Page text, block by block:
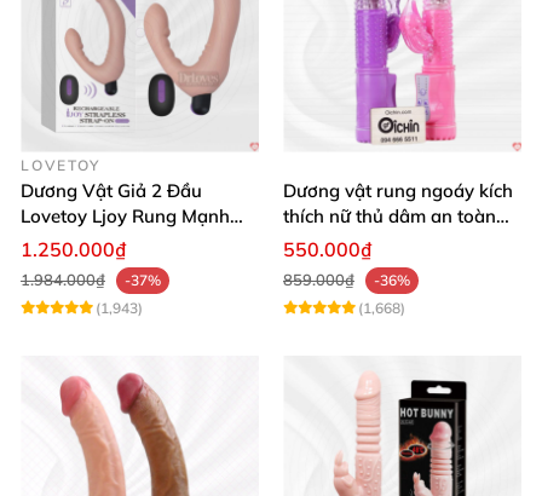
LOVETOY
Dương Vật Giả 2 Đầu
Lovetoy Ljoy Rung Mạnh
ĐKTX Hút Sâu
1.250.000₫
1.984.000₫
-37%
(1,943)
Dương vật rung ngoáy kích
thích nữ thủ dâm an toàn
cao cấp
550.000₫
859.000₫
-36%
(1,668)